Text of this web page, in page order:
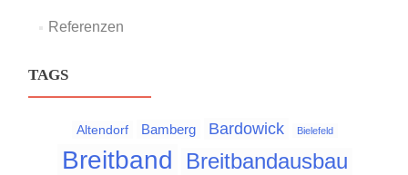
Referenzen
TAGS
Altendorf Bamberg Bardowick Bielefeld
Breitband Breitbandausbau